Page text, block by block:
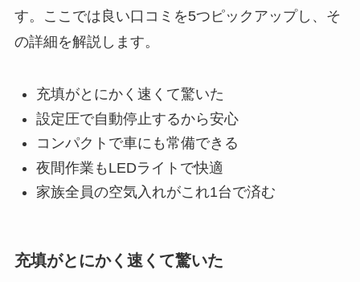
す。ここでは良い口コミを5つピックアップし、そ
の詳細を解説します。
充填がとにかく速くて驚いた
設定圧で自動停止するから安心
コンパクトで車にも常備できる
夜間作業もLEDライトで快適
家族全員の空気入れがこれ1台で済む
充填がとにかく速くて驚いた